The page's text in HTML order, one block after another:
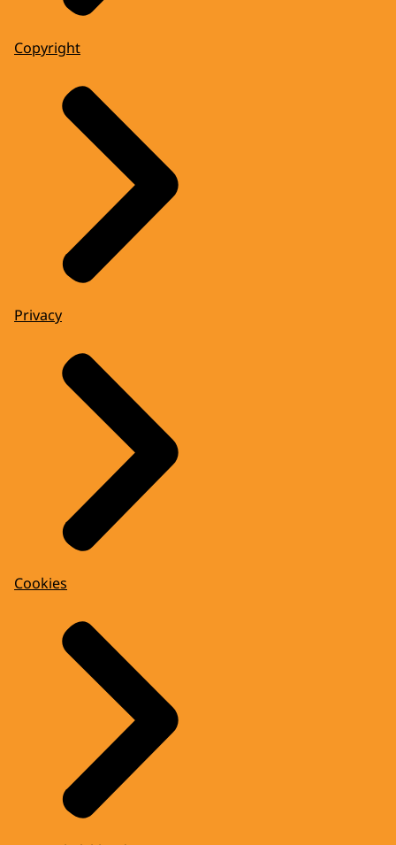
Copyright
Privacy
Cookies